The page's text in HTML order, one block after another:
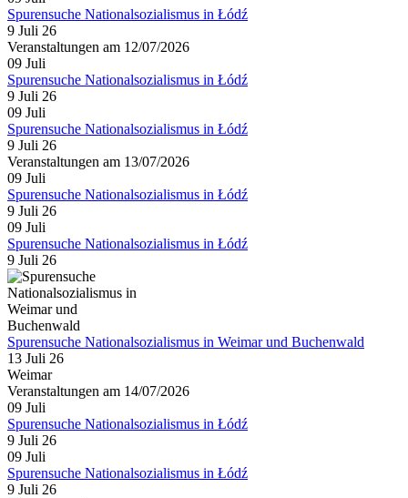
Spurensuche Nationalsozialismus in Łódź
9 Juli 26
Veranstaltungen am 12/07/2026
09 Juli
Spurensuche Nationalsozialismus in Łódź
9 Juli 26
09 Juli
Spurensuche Nationalsozialismus in Łódź
9 Juli 26
Veranstaltungen am 13/07/2026
09 Juli
Spurensuche Nationalsozialismus in Łódź
9 Juli 26
09 Juli
Spurensuche Nationalsozialismus in Łódź
9 Juli 26
Spurensuche Nationalsozialismus in Weimar und Buchenwald
13 Juli 26
Weimar
Veranstaltungen am 14/07/2026
09 Juli
Spurensuche Nationalsozialismus in Łódź
9 Juli 26
09 Juli
Spurensuche Nationalsozialismus in Łódź
9 Juli 26